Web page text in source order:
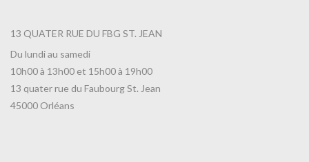
13 QUATER RUE DU FBG ST. JEAN
Du lundi au samedi
10h00 à 13h00 et 15h00 à 19h00
13 quater rue du Faubourg St. Jean
45000 Orléans